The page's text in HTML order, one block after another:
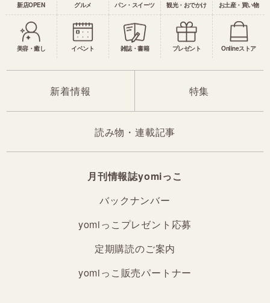
新店OPEN グルメ パン・スイーツ 観光・おでかけ お土産・買い物
美容・癒し イベント 雑誌・書籍 プレゼント Onlineストア
新着情報 特集
読み物・連載記事
月刊情報誌yomiっこ
バックナンバー
yomiっこプレゼント応募
定期購読のご案内
yomiっこ販売パートナー